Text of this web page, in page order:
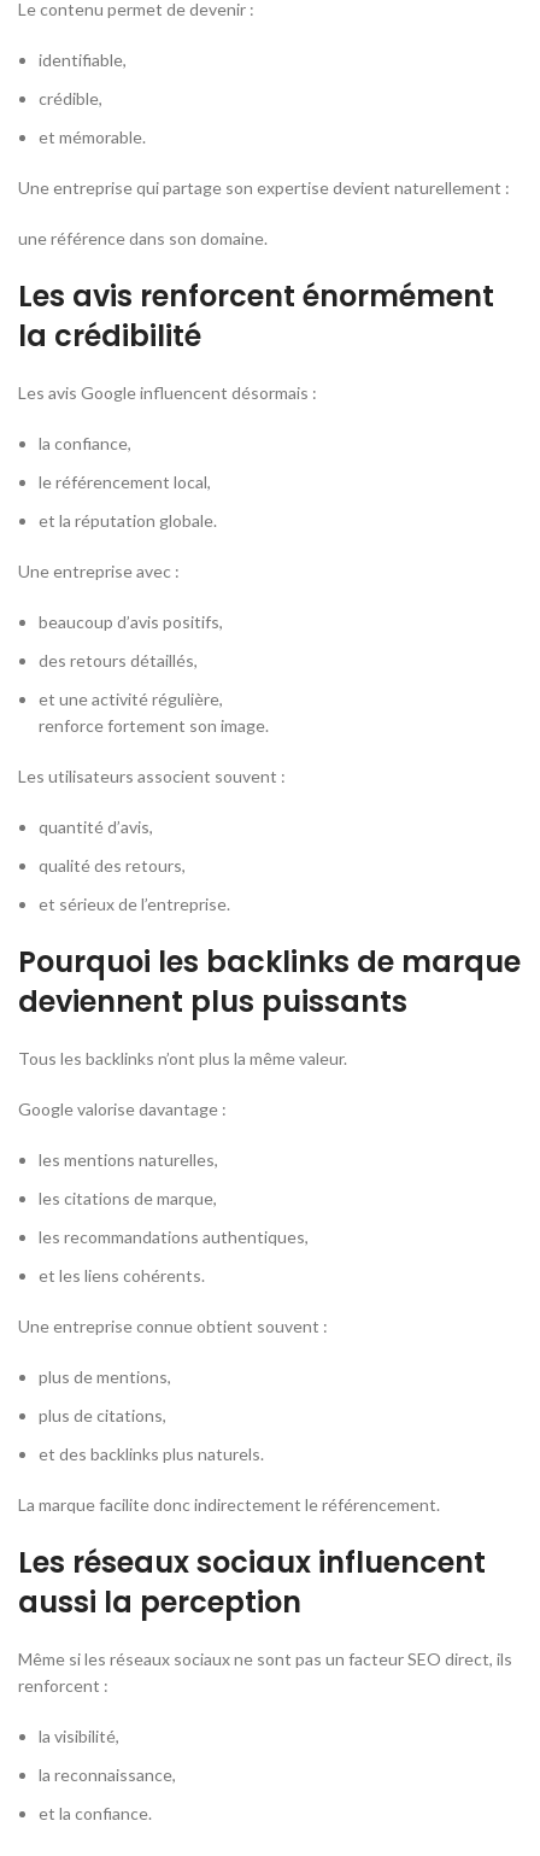
Le contenu permet de devenir :
identifiable,
crédible,
et mémorable.
Une entreprise qui partage son expertise devient naturellement :
une référence dans son domaine.
Les avis renforcent énormément
la crédibilité
Les avis Google influencent désormais :
la confiance,
le référencement local,
et la réputation globale.
Une entreprise avec :
beaucoup d’avis positifs,
des retours détaillés,
et une activité régulière,
renforce fortement son image.
Les utilisateurs associent souvent :
quantité d’avis,
qualité des retours,
et sérieux de l’entreprise.
Pourquoi les backlinks de marque
deviennent plus puissants
Tous les backlinks n’ont plus la même valeur.
Google valorise davantage :
les mentions naturelles,
les citations de marque,
les recommandations authentiques,
et les liens cohérents.
Une entreprise connue obtient souvent :
plus de mentions,
plus de citations,
et des backlinks plus naturels.
La marque facilite donc indirectement le référencement.
Les réseaux sociaux influencent
aussi la perception
Même si les réseaux sociaux ne sont pas un facteur SEO direct, ils
renforcent :
la visibilité,
la reconnaissance,
et la confiance.